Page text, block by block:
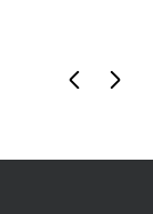
Pagina